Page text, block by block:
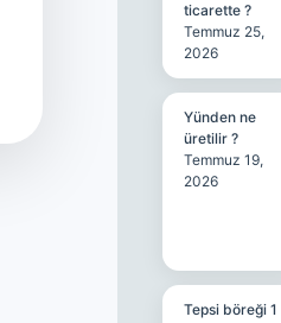
ticarette ?
Temmuz 25,
2026
Yünden ne
üretilir ?
Temmuz 19,
2026
Tepsi böreği 1